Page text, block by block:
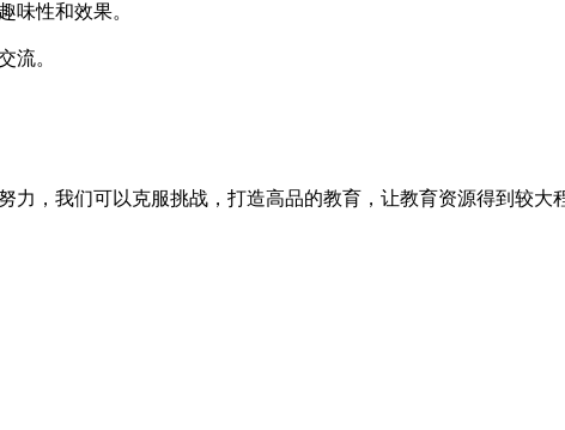
味性和效果。
流。
，我们可以克服挑战，打造高品的教育，让教育资源得到较